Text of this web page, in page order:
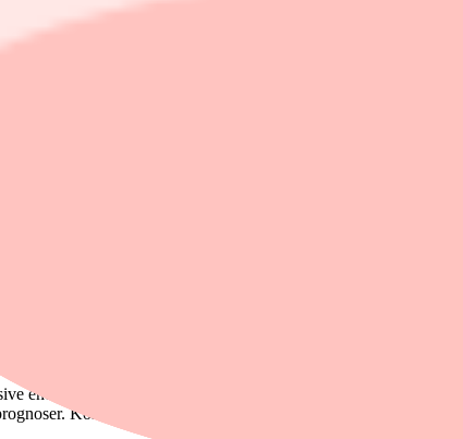
till 10,9 procent i oktober och vi får leta oss tillbaka till början
till KPI och räknas effekten av Riksbanken
över inflationsmålet för KPIF på 2,0 procent.
var att elpriserna sjönk med 24 procent mellan september
att stiga under kommande månader, även osäkerheten är stor.
energipriser fortsätter att röra sig uppåt i en oroväckande
Konsensusprognosen bland analytiker var en försiktig